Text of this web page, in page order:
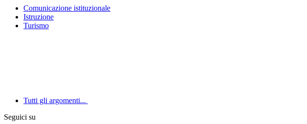
Comunicazione istituzionale
Istruzione
Turismo
Tutti gli argomenti...
Seguici su